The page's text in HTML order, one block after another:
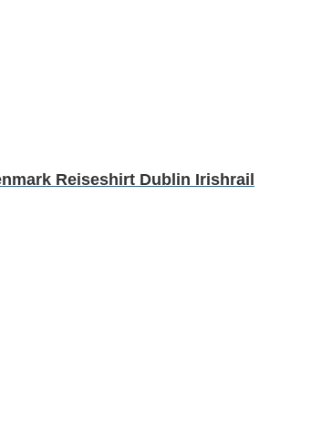
Reiseshirt Dublin Irishrail